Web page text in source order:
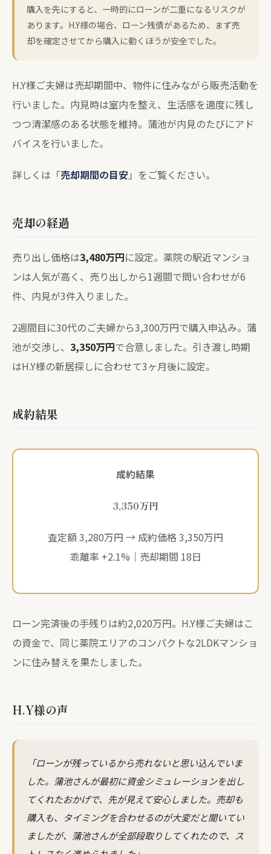
購入を先にすると、一時的にローンが二重になるリスクが
あります。H.Y様の場合、ローン残債があるため、まず売
却を確定させてから購入に動くほうが安全でした。
H.Y様ご夫婦は売却期間中、物件に住みながら販売活動を
行いました。内見時は室内を整え、生活感を適度に残し
つつ清潔感のある状態を維持。蒲池が内見のたびにアド
バイスを行いました。
詳しくは「売却期間の目安」をご覧ください。
売却の経過
売り出し価格は3,480万円に設定。薬院の駅近マンショ
ンは人気が高く、売り出しから1週間で問い合わせが6
件、内見が3件入りました。
2週間目に30代のご夫婦から3,300万円で購入申込み。蒲
池が交渉し、 3,350万円で合意しました。引き渡し時期
はH.Y様の新居探しに合わせて3ヶ月後に設定。
成約結果
成約結果
3,350万円
査定額 3,280万円 → 成約価格 3,350万円
乖離率 +2.1%｜売却期間 18日
ローン完済後の手残りは約2,020万円。H.Y様ご夫婦はこ
の資金で、同じ薬院エリアのコンパクトな2LDKマンショ
ンに住み替えを果たしました。
H.Y様の声
「ローンが残っているから売れないと思い込んでいま
した。蒲池さんが最初に資金シミュレーションを出し
てくれたおかげで、先が見えて安心しました。売却も
購入も、タイミングを合わせるのが大変だと聞いてい
ましたが、蒲池さんが全部段取りしてくれたので、ス